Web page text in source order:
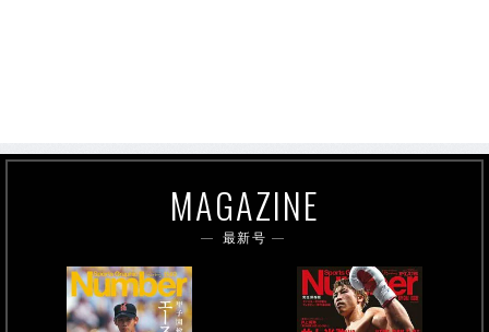
MAGAZINE
最新号